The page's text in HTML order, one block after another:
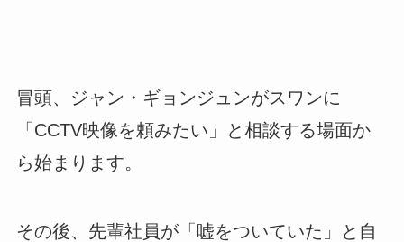
冒頭、ジャン・ギョンジュンがスワンに
「CCTV映像を頼みたい」と相談する場面か
ら始まります。
その後、先輩社員が「嘘をついていた」と自